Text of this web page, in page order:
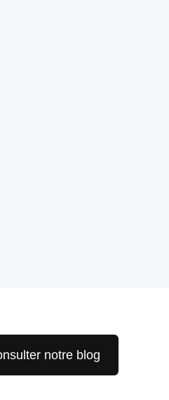
notre blog